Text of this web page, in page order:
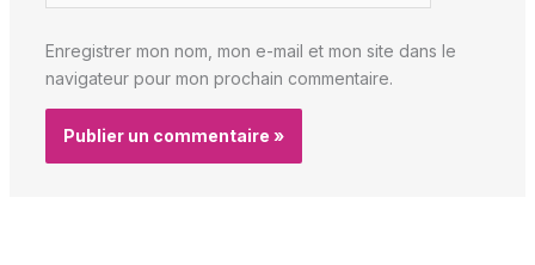
Enregistrer mon nom, mon e-mail et mon site dans le
navigateur pour mon prochain commentaire.